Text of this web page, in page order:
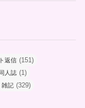
返信 (151)
人誌 (1)
雑記 (329)